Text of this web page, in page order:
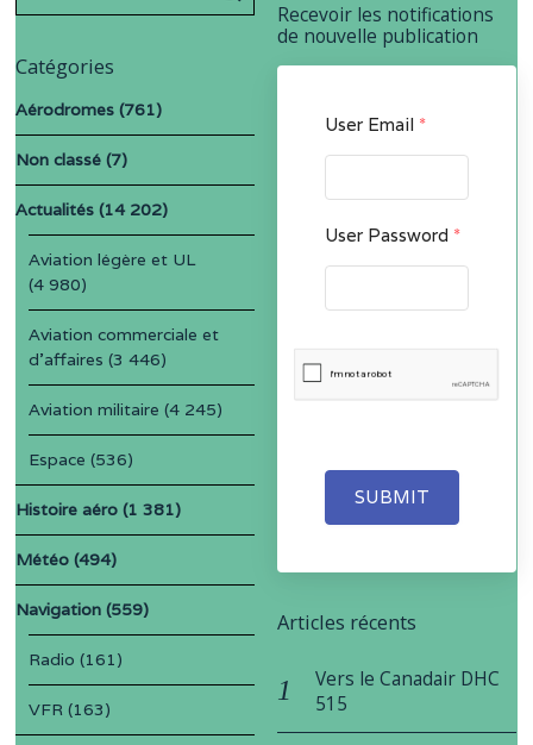
Recevoir les notifications
de nouvelle publication
User Email *
User Password *
SUBMIT
Catégories
Aérodromes (761)
Non classé (7)
Actualités (14 202)
Aviation légère et UL
(4 980)
Aviation commerciale et
d'affaires (3 446)
Aviation militaire (4 245)
Espace (536)
Histoire aéro (1 381)
Météo (494)
Navigation (559)
Radio (161)
VFR (163)
Articles récents
Vers le Canadair DHC
515